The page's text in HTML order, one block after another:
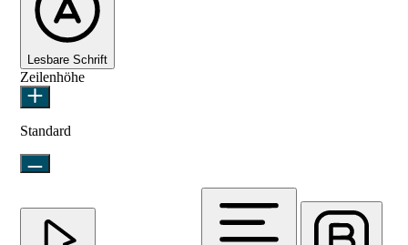
Lesbare Schrift
Zeilenhöhe
Standard